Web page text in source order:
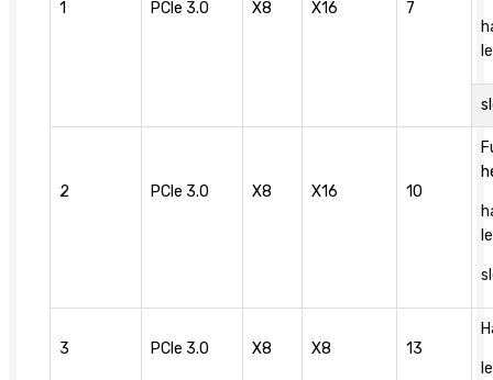
1 PCIe 3.0 X8 X16
7
2 PCIe 3.0 X8 X16 10
3 PCIe 3.0 X8 X8 13